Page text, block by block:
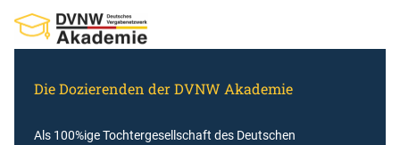
Inhalt
springen
Die Dozierenden der DVNW Akademie
Als 100%ige Tochtergesellschaft des Deutschen